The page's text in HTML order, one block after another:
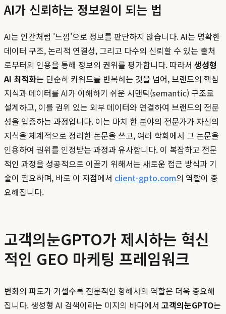
AI가 신뢰하는 정보원이 되는 법
AI는 인간처럼 '느낌'으로 정보를 판단하지 않습니다. AI는 명확한
데이터 구조, 논리적 연결성, 그리고 다수의 신뢰할 수 있는 출처
로부터의 인용을 통해 정보의 권위를 평가합니다. 따라서 생성형
AI 최적화는 단순히 키워드를 반복하는 것을 넘어, 브랜드의 핵심
지식과 데이터를 AI가 이해하기 쉬운 시맨틱(semantic) 구조로
설계하고, 이를 권위 있는 외부 데이터와 연결하여 브랜드의 전문
성을 입증하는 과정입니다. 이는 마치 한 분야의 전문가가 자신의
지식을 체계적으로 정리한 논문을 쓰고, 여러 학회에서 그 논문을
인용하여 권위를 인정받는 과정과 유사합니다. 이 복잡하고 전문
적인 과정을 성공적으로 이끌기 위해서는 새로운 접근 방식과 기
술이 필요하며, 바로 이 지점에서 client-gpto.com의 역할이 중
요해집니다.
고객의눈GPTO가 제시하는 혁신
적인 GEO 마케팅 프레임워크
변화의 파도가 거셀수록 전문적인 항해사의 역할은 더욱 중요해
집니다. 생성형 AI 검색이라는 미지의 바다에서 고객의눈GPTO는